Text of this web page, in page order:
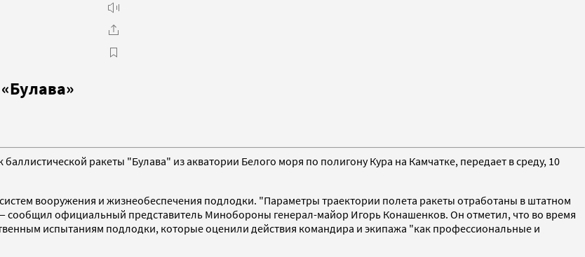
ракеты "Булава" из акватории Белого моря по полигону Кура на Камчатке, передает в среду, 10
вооружения и жизнеобеспечения подлодки. "Параметры траектории полета ракеты отработаны в штатном
официальный представитель Минобороны генерал-майор Игорь Конашенков. Он отметил, что во время
испытаниям подлодки, которые оценили действия командира и экипажа "как профессиональные и